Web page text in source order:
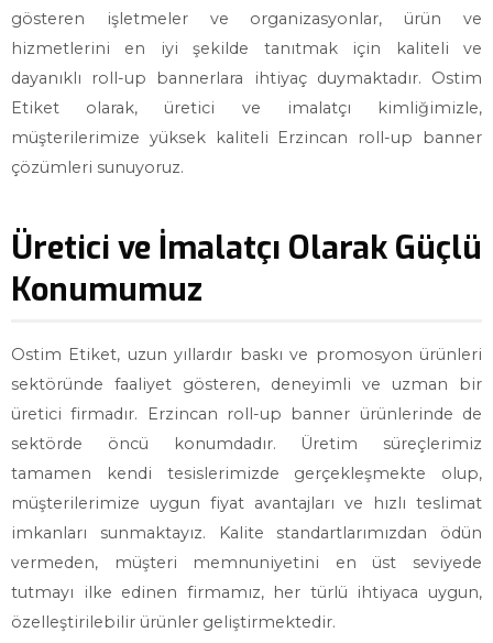
gösteren işletmeler ve organizasyonlar, ürün ve
hizmetlerini en iyi şekilde tanıtmak için kaliteli ve
dayanıklı roll-up bannerlara ihtiyaç duymaktadır. Ostim
Etiket olarak, üretici ve imalatçı kimliğimizle,
müşterilerimize yüksek kaliteli Erzincan roll-up banner
çözümleri sunuyoruz.
Üretici ve İmalatçı Olarak Güçlü
Konumumuz
Ostim Etiket, uzun yıllardır baskı ve promosyon ürünleri
sektöründe faaliyet gösteren, deneyimli ve uzman bir
üretici firmadır. Erzincan roll-up banner ürünlerinde de
sektörde öncü konumdadır. Üretim süreçlerimiz
tamamen kendi tesislerimizde gerçekleşmekte olup,
müşterilerimize uygun fiyat avantajları ve hızlı teslimat
imkanları sunmaktayız. Kalite standartlarımızdan ödün
vermeden, müşteri memnuniyetini en üst seviyede
tutmayı ilke edinen firmamız, her türlü ihtiyaca uygun,
özelleştirilebilir ürünler geliştirmektedir.